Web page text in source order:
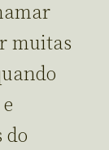
muitas
do